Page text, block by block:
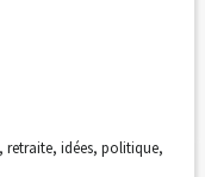
retraite, idées, politique,